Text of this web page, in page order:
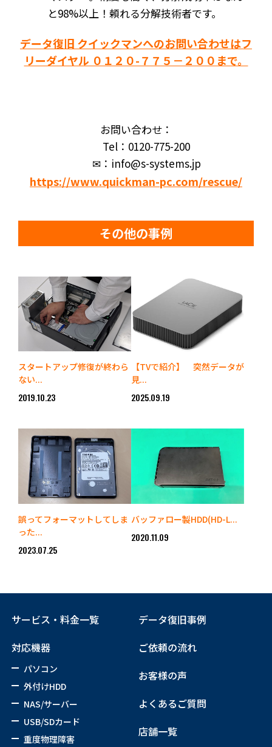
と98%以上！頼れる分解技術者です。
データ復旧 クイックマンへのお問い合わせはフ
リーダイヤル ０１２０-７７５－２００まで。
お問い合わせ：
Tel：0120-775-200
✉：info@s-systems.jp
https://www.quickman-pc.com/rescue/
その他の事例
スタートアップ修復が終わら
ない...
2019.10.23
【TVで紹介】 突然データが
見...
2025.09.19
誤ってフォーマットしてしま
った...
2023.07.25
バッファロー製HDD(HD-L...
2020.11.09
サービス・料金一覧
対応機器
パソコン
外付けHDD
NAS/サーバー
USB/SDカード
重度物理障害
データ復旧事例
ご依頼の流れ
お客様の声
よくあるご質問
店舗一覧